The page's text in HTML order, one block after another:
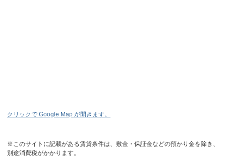
クリックで Google Map が開きます。
※このサイトに記載がある賃貸条件は、敷金・保証金などの預かり金を除き、
別途消費税がかかります。